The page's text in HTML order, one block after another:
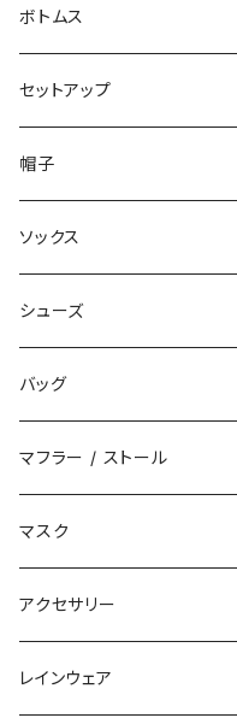
ジャケット
コート
ダウン
ベスト
ボトムス
ロングパンツ
ハーフパンツ
デニムパンツ
セットアップ
帽子
ニット帽 / ビーニー
キャップ
ハット
ソックス
シューズ
スニーカー
サンダル
ブーツ
バッグ
エコバッグ / マーケットバッグ
ショルダーバッグ
トートバッグ
ボディバッグ
マフラー / ストール
マスク
アクセサリー
ネックレス
レインウェア